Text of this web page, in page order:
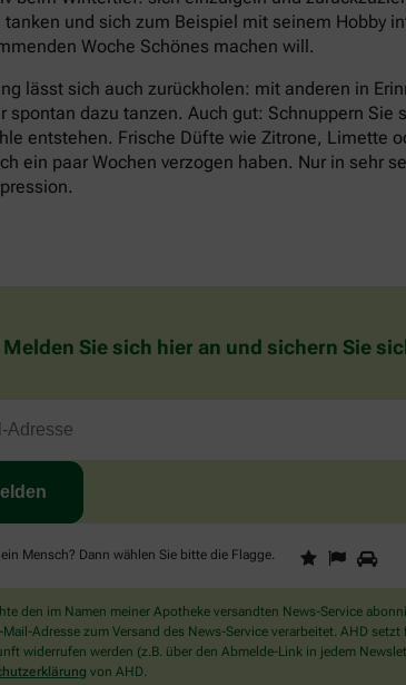
und sich zum Beispiel mit seinem Hobby
Woche Schönes machen will.
lässt sich auch zurückholen: mit anderen in
spontan dazu tanzen. Auch gut: Schnuppern Sie
entstehen. Frische Düfte wie Zitrone, Limette
ein paar Wochen verzogen haben. Nur in sehr
Melden Sie sich hier an und sichern Sie
Mensch? Dann wählen Sie bitte die Flagge.
Sind
Sie
Mensch?
Dann
wählen
1 2
den im Namen meiner Apotheke versandten News-Service
Mail-Adresse zum Versand des News-Service verarbeitet. AHD
widerrufen werden (z.B. über den Abmelde-Link in jedem
von AHD.